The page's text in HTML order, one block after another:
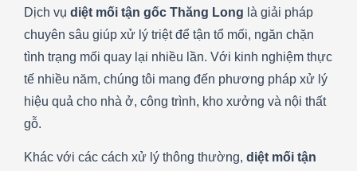
Dịch vụ diệt mối tận gốc Thăng Long là giải pháp
chuyên sâu giúp xử lý triệt để tận tổ mối, ngăn chặn
tình trạng mối quay lại nhiều lần. Với kinh nghiệm thực
tế nhiều năm, chúng tôi mang đến phương pháp xử lý
hiệu quả cho nhà ở, công trình, kho xưởng và nội thất
gỗ.
Khác với các cách xử lý thông thường, diệt mối tận